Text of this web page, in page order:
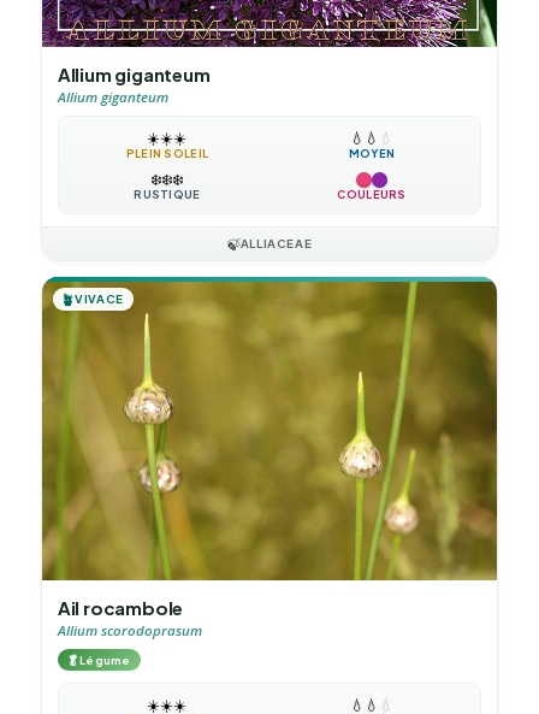
Allium giganteum
Allium giganteum
☀️☀️☀️
PLEIN SOLEIL
💧 💧 💧
MOYEN
❄️❄️❄️
RUSTIQUE COULEURS
🍃ALLIACEAE
🪴VIVACE
Ail rocambole
Allium scorodoprasum
🥬Légume
☀️☀️☀️ 💧 💧 💧